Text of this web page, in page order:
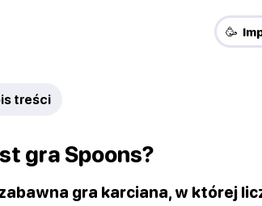
🥳
treści
gra Spoons?
gra karciana, w której